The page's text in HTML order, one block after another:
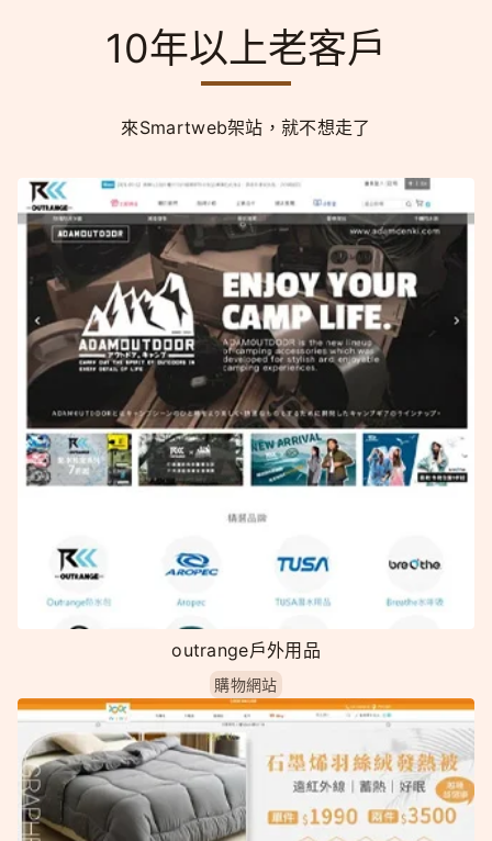
10年以上老客戶
來Smartweb架站，就不想走了
outrange戶外用品
購物網站